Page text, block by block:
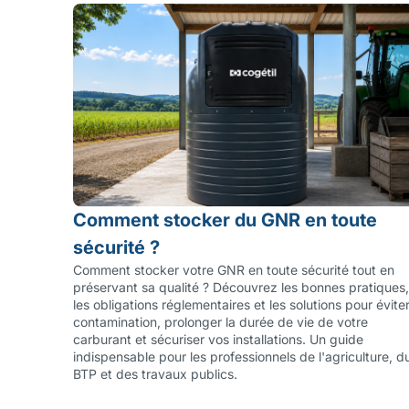
Comment stocker du GNR en toute
sécurité ?
Comment stocker votre GNR en toute sécurité tout en
préservant sa qualité ? Découvrez les bonnes pratiques,
les obligations réglementaires et les solutions pour
contamination, prolonger la durée de vie de votre
carburant et sécuriser vos installations. Un guide
indispensable pour les professionnels de l'agriculture,
BTP et des travaux publics.